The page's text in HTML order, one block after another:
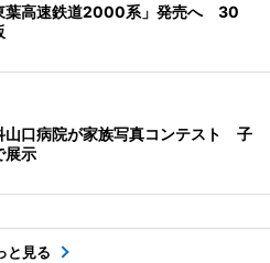
葉高速鉄道2000系」発売へ 30
山口病院が家族写真コンテスト 子
展示
と見る